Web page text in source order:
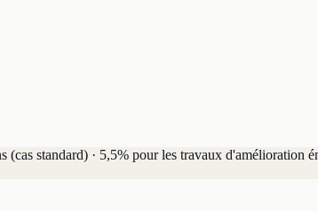
(cas standard) · 5,5% pour les travaux